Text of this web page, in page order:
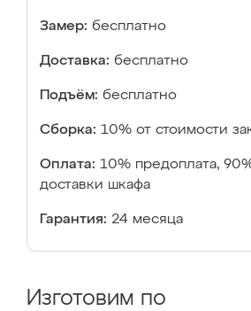
Замер: бесплатно
Доставка: бесплатно
Подъём: бесплатно
Сборка: 10% от стоимости
Оплата: 10% предоплата,
доставки шкафа
Гарантия: 24 месяца
Изготовим по